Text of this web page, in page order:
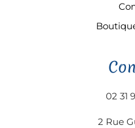
02 31
2 Rue